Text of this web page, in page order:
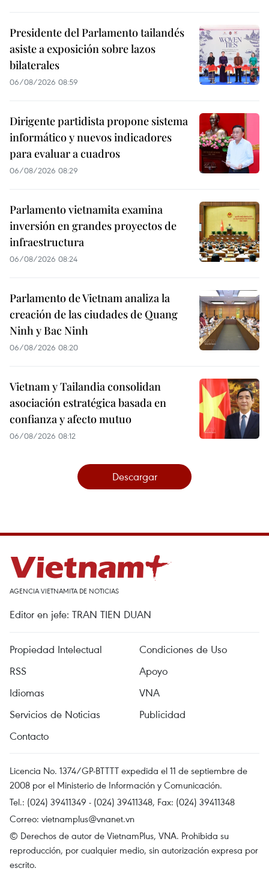
Presidente del Parlamento tailandés
asiste a exposición sobre lazos
bilaterales
06/08/2026 08:59
Dirigente partidista propone sistema
informático y nuevos indicadores
para evaluar a cuadros
06/08/2026 08:29
Parlamento vietnamita examina
inversión en grandes proyectos de
infraestructura
06/08/2026 08:24
Parlamento de Vietnam analiza la
creación de las ciudades de Quang
Ninh y Bac Ninh
06/08/2026 08:20
Vietnam y Tailandia consolidan
asociación estratégica basada en
confianza y afecto mutuo
06/08/2026 08:12
Descargar
AGENCIA VIETNAMITA DE NOTICIAS
Editor en jefe: TRAN TIEN DUAN
Propiedad Intelectual
Condiciones de Uso
RSS
Apoyo
Idiomas
VNA
Servicios de Noticias
Publicidad
Contacto
Licencia No. 1374/GP-BTTTT expedida el 11 de septiembre de
2008 por el Ministerio de Información y Comunicación.
Tel.: (024) 39411349 - (024) 39411348, Fax: (024) 39411348
Correo: vietnamplus@vnanet.vn
© Derechos de autor de VietnamPlus, VNA. Prohibida su
reproducción, por cualquier medio, sin autorización expresa por
escrito.